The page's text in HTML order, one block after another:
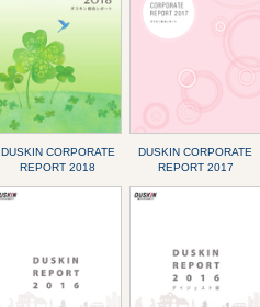
DUSKIN CORPORATE
REPORT 2018
DUSKIN CORPORATE
REPORT 2017